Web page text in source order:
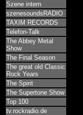
Szene intern
szenesoundsRADIO
TAXIM RECORDS
Telefon-Talk
The Abbey Metal
Show
The Final Season
The great old Classic
Rock Years
The Spirit
The Supertone Show
Top 100
tv.rockradio.de